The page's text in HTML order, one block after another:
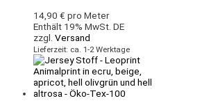
14,90 € pro Meter
Enthält 19% MwSt. DE
zzgl. Versand
Lieferzeit: ca. 1-2 Werktage